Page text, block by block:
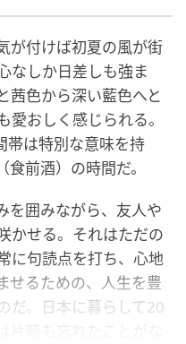
が付けば初夏の風が街
なしか日差しも強ま
茜色から深い藍色へと
おしく感じられる。
帯は特別な意味を持
前酒）の時間だ。
を囲みながら、友人や
かせる。それはただの
に句読点を打ち、心地
せるための、人生を豊
だ。日本に暮らして20